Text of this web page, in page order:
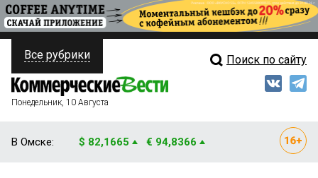
ПОЛИТИКА
ФИНАНСЫ
Свежий выпуск
Все рубрики Поиск по сайту
Понедельник, 10 Августа
В Омске: $ 82,1665 € 94,8366